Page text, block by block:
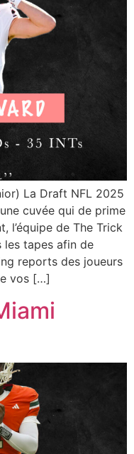
La Draft NFL 2025
cuvée qui de prime
l’équipe de The Trick
les tapes afin de
reports des joueurs
vos […]